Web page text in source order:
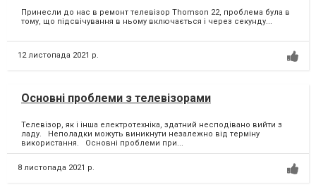
Принесли до нас в ремонт телевізор Thomson 22, проблема була в
тому, що підсвічування в ньому включається і через секунду...
12 листопада 2021 р.
Основні проблеми з телевізорами
Телевізор, як і інша електротехніка, здатний несподівано вийти з
ладу. Неполадки можуть виникнути незалежно від терміну
використання. Основні проблеми при...
8 листопада 2021 р.